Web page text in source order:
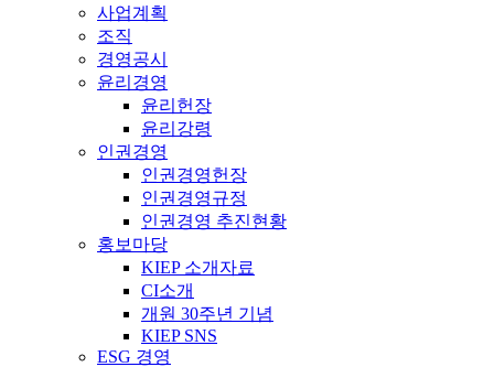
사업계획
조직
경영공시
윤리경영
윤리헌장
윤리강령
인권경영
인권경영헌장
인권경영규정
인권경영 추진현황
홍보마당
KIEP 소개자료
CI소개
개원 30주년 기념
KIEP SNS
ESG 경영